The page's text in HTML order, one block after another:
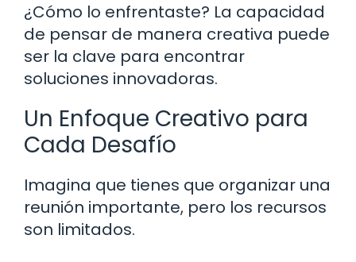
¿Cómo lo enfrentaste? La capacidad
de pensar de manera creativa puede
ser la clave para encontrar
soluciones innovadoras.
Un Enfoque Creativo para
Cada Desafío
Imagina que tienes que organizar una
reunión importante, pero los recursos
son limitados.